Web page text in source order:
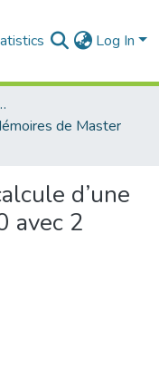
Log In
la technologie
de Master
d’une
avec 2